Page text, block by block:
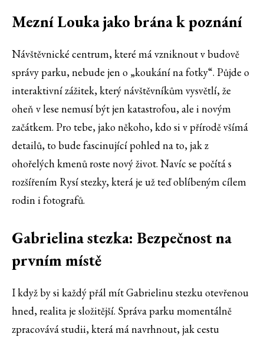
Mezní Louka jako brána k poznání
Návštěvnické centrum, které má vzniknout v budově
správy parku, nebude jen o „koukání na fotky“. Půjde o
interaktivní zážitek, který návštěvníkům vysvětlí, že
oheň v lese nemusí být jen katastrofou, ale i novým
začátkem. Pro tebe, jako někoho, kdo si v přírodě všímá
detailů, to bude fascinující pohled na to, jak z
ohořelých kmenů roste nový život. Navíc se počítá s
rozšířením Rysí stezky, která je už teď oblíbeným cílem
rodin i fotografů.
Gabrielina stezka: Bezpečnost na
prvním místě
I když by si každý přál mít Gabrielinu stezku otevřenou
hned, realita je složitější. Správa parku momentálně
zpracovává studii, která má navrhnout, jak cestu